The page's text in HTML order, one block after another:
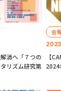
消へ「７つの
リズム研究第
会
【
2024